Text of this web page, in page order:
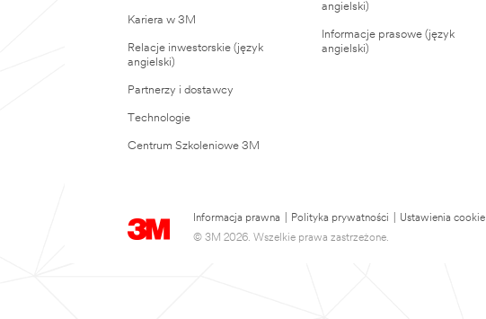
Kariera w 3M
Relacje inwestorskie (język
angielski)
Partnerzy i dostawcy
Technologie
Centrum Szkoleniowe 3M
angielski)
Informacje prasowe (język
angielski)
Informacja prawna Polityka prywatności
Ustawienia cookie
© 3M 2026. Wszelkie prawa zastrzeżone.